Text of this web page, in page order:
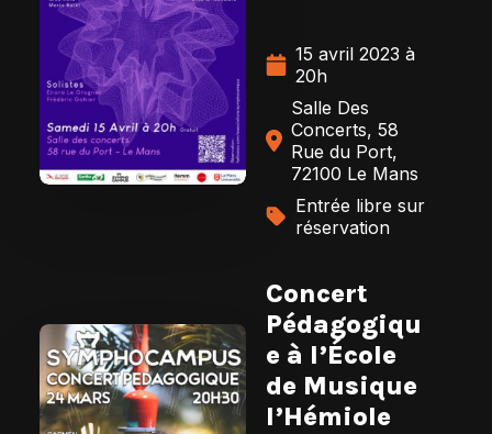
15 avril 2023 à
20h
Salle Des
Concerts, 58
Rue du Port,
72100 Le Mans
Entrée libre sur
réservation
Concert
Pédagogiqu
e à l’École
de Musique
l’Hémiole